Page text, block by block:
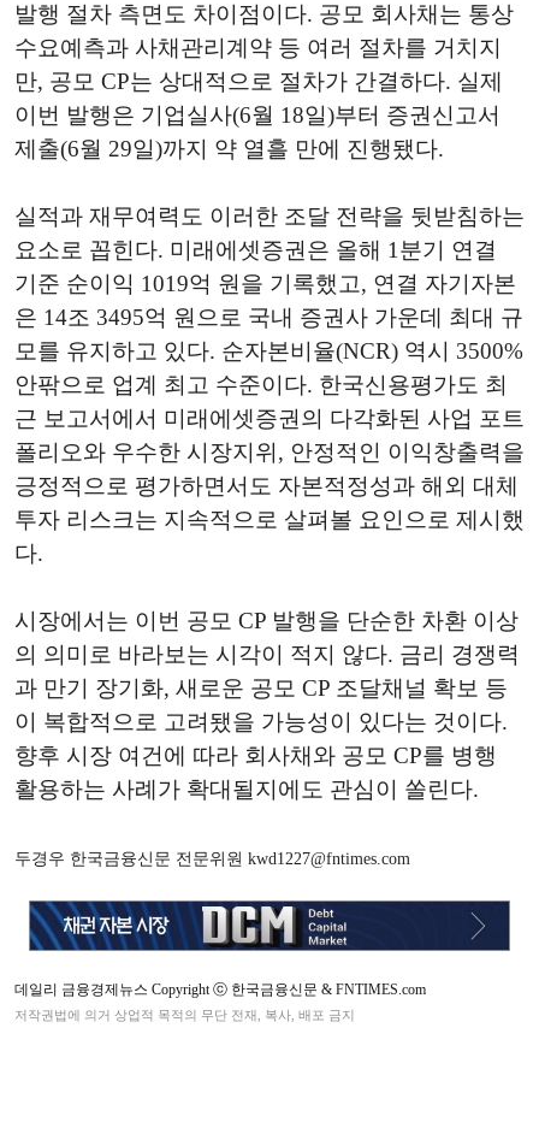
발행 절차 측면도 차이점이다. 공모 회사채는 통상
수요예측과 사채관리계약 등 여러 절차를 거치지
만, 공모 CP는 상대적으로 절차가 간결하다. 실제
이번 발행은 기업실사(6월 18일)부터 증권신고서
제출(6월 29일)까지 약 열흘 만에 진행됐다.
실적과 재무여력도 이러한 조달 전략을 뒷받침하는
요소로 꼽힌다. 미래에셋증권은 올해 1분기 연결
기준 순이익 1019억 원을 기록했고, 연결 자기자본
은 14조 3495억 원으로 국내 증권사 가운데 최대 규
모를 유지하고 있다. 순자본비율(NCR) 역시 3500%
안팎으로 업계 최고 수준이다. 한국신용평가도 최
근 보고서에서 미래에셋증권의 다각화된 사업 포트
폴리오와 우수한 시장지위, 안정적인 이익창출력을
긍정적으로 평가하면서도 자본적정성과 해외 대체
투자 리스크는 지속적으로 살펴볼 요인으로 제시했
다.
시장에서는 이번 공모 CP 발행을 단순한 차환 이상
의 의미로 바라보는 시각이 적지 않다. 금리 경쟁력
과 만기 장기화, 새로운 공모 CP 조달채널 확보 등
이 복합적으로 고려됐을 가능성이 있다는 것이다.
향후 시장 여건에 따라 회사채와 공모 CP를 병행
활용하는 사례가 확대될지에도 관심이 쏠린다.
두경우 한국금융신문 전문위원 kwd1227@fntimes.com
데일리 금융경제뉴스 Copyright ⓒ 한국금융신문 & FNTIMES.com
저작권법에 의거 상업적 목적의 무단 전재, 복사, 배포 금지